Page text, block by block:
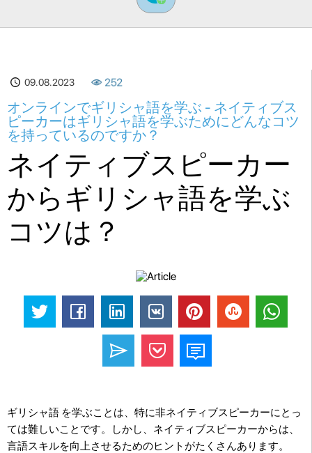
09.08.2023 252
オンラインでギリシャ語を学ぶ - ネイティブス
ピーカーはギリシャ語を学ぶためにどんなコツ
を持っているのですか？
ネイティブスピーカー
からギリシャ語を学ぶ
コツは？
ギリシャ語 を学ぶことは、特に非ネイティブスピーカーにとっ
ては難しいことです。しかし、ネイティブスピーカーからは、
言語スキルを向上させるためのヒントがたくさんあります。